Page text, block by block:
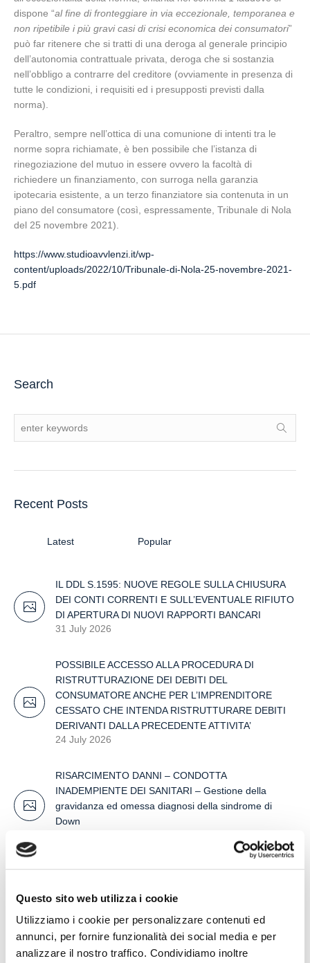
Questo sito web utilizza i cookie
Utilizziamo i cookie per personalizzare contenuti ed
annunci, per fornire funzionalità dei social media e per
analizzare il nostro traffico. Condividiamo inoltre
dispone “al fine di fronteggiare in via eccezionale, temporanea e
non ripetibile i più gravi casi di crisi economica dei consumatori”
può far ritenere che si tratti di una deroga al generale principio
dell’autonomia contrattuale privata, deroga che si sostanzia
nell’obbligo a contrarre del creditore (ovviamente in presenza di
tutte le condizioni, i requisiti ed i presupposti previsti dalla
norma).
Peraltro, sempre nell’ottica di una comunione di intenti tra le
norme sopra richiamate, è ben possibile che l’istanza di
rinegoziazione del mutuo in essere ovvero la facoltà di
richiedere un finanziamento, con surroga nella garanzia
ipotecaria esistente, a un terzo finanziatore sia contenuta in un
piano del consumatore (così, espressamente, Tribunale di Nola
del 25 novembre 2021).
https://www.studioavvlenzi.it/wp-
content/uploads/2022/10/Tribunale-di-Nola-25-novembre-2021-
5.pdf
Search
Recent Posts
Latest Popular
IL DDL S.1595: NUOVE REGOLE SULLA CHIUSURA
DEI CONTI CORRENTI E SULL’EVENTUALE RIFIUTO
DI APERTURA DI NUOVI RAPPORTI BANCARI
31 July 2026
POSSIBILE ACCESSO ALLA PROCEDURA DI
RISTRUTTURAZIONE DEI DEBITI DEL
CONSUMATORE ANCHE PER L’IMPRENDITORE
CESSATO CHE INTENDA RISTRUTTURARE DEBITI
DERIVANTI DALLA PRECEDENTE ATTIVITA’
24 July 2026
RISARCIMENTO DANNI – CONDOTTA
INADEMPIENTE DEI SANITARI – Gestione della
gravidanza ed omessa diagnosi della sindrome di
Down
Search